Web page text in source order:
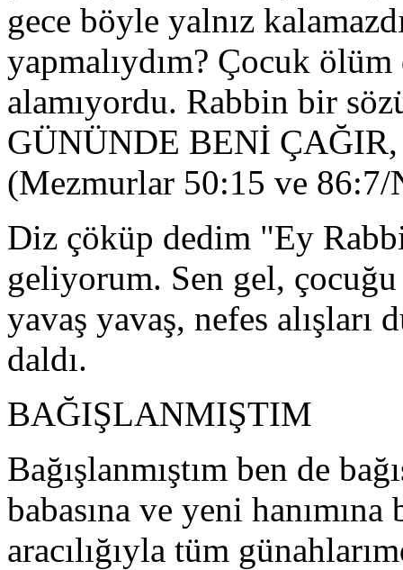
gece böyle yalnız
yapmalıydım? Çocuk
alamıyordu. Rabbin bir
GÜNÜNDE BENİ
(Mezmurlar 50:15 ve 86:7/
Diz çöküp dedim "Ey
geliyorum. Sen gel,
yavaş yavaş, nefes
daldı.
BAĞIŞLANMIŞTIM
Bağışlanmıştım ben de
babasına ve yeni
aracılığıyla tüm